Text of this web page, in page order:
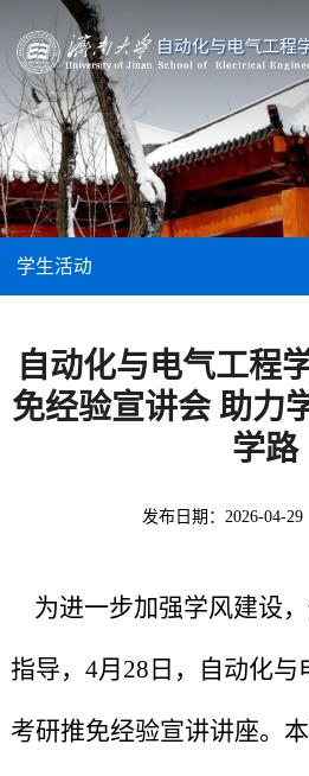
学生活动
自动化与电气工程
免经验宣讲会 助力
学路
发布日期： 2026-04-29
为进一步加强学风建设
指导，4月28日，自动化与
考研推免经验宣讲讲座。